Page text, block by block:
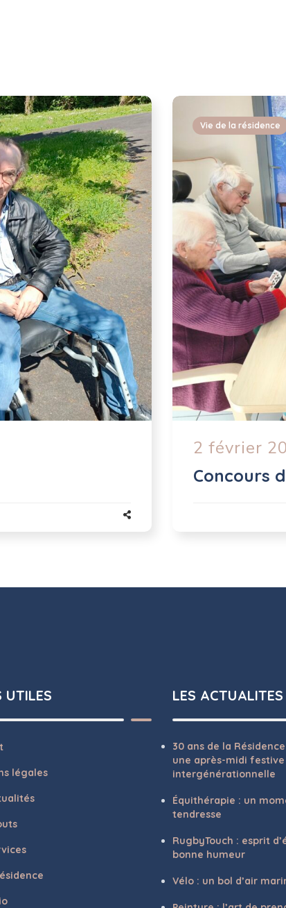
Vie de la résidence
2 février
Concours
UTILES
légales
LES ACTUALITES
30 ans de la
une après-midi
intergénérationnelle
Équithérapie : un
tendresse
RugbyTouch : esprit
bonne humeur
Vélo : un bol d’air